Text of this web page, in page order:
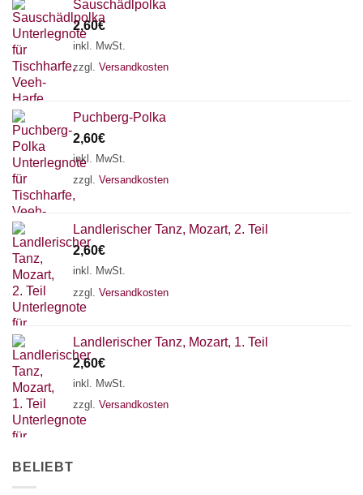
Sauschädlpolka
2,60€
inkl. MwSt.
zzgl. Versandkosten
Puchberg-Polka
2,60€
inkl. MwSt.
zzgl. Versandkosten
Landlerischer Tanz, Mozart, 2. Teil
2,60€
inkl. MwSt.
zzgl. Versandkosten
Landlerischer Tanz, Mozart, 1. Teil
2,60€
inkl. MwSt.
zzgl. Versandkosten
BELIEBT